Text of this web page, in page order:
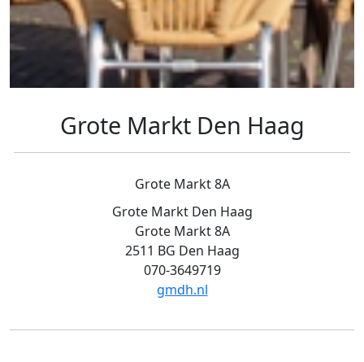
Grote Markt Den Haag
Grote Markt 8A
Grote Markt Den Haag
Grote Markt 8A
2511 BG Den Haag
070-3649719
gmdh.nl